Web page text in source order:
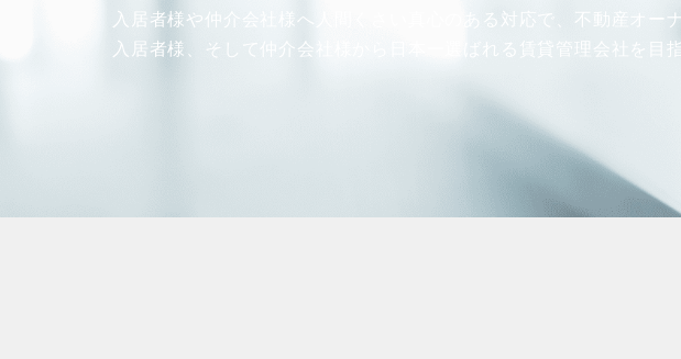
入居者様や仲介会社様へ人間くさい真心のある対応で、不動産オー
入居者様、そして仲介会社様から
日本一選ばれる賃貸管理会社を目